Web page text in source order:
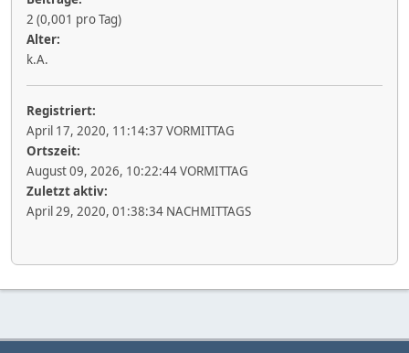
2 (0,001 pro Tag)
Alter:
k.A.
Registriert:
April 17, 2020, 11:14:37 VORMITTAG
Ortszeit:
August 09, 2026, 10:22:44 VORMITTAG
Zuletzt aktiv:
April 29, 2020, 01:38:34 NACHMITTAGS